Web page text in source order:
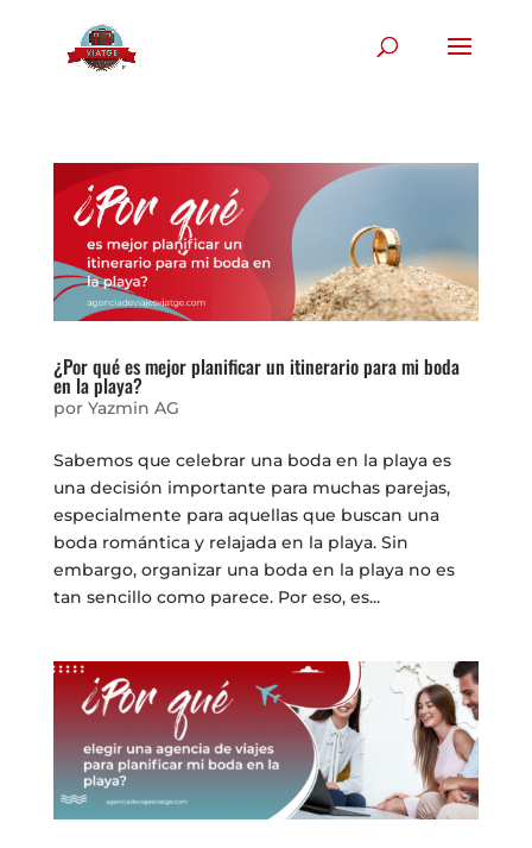
¿Por qué es mejor planificar un itinerario para mi boda
en la playa?
por Yazmin AG
Sabemos que celebrar una boda en la playa es
una decisión importante para muchas parejas,
especialmente para aquellas que buscan una
boda romántica y relajada en la playa. Sin
embargo, organizar una boda en la playa no es
tan sencillo como parece. Por eso, es...